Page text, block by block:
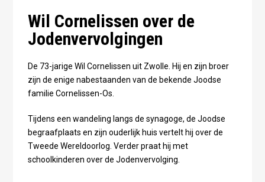
Wil Cornelissen over de
Jodenvervolgingen
De 73-jarige Wil Cornelissen uit Zwolle. Hij en zijn broer
zijn de enige nabestaanden van de bekende Joodse
familie Cornelissen-Os.
Tijdens een wandeling langs de synagoge, de Joodse
begraafplaats en zijn ouderlijk huis vertelt hij over de
Tweede Wereldoorlog. Verder praat hij met
schoolkinderen over de Jodenvervolging.